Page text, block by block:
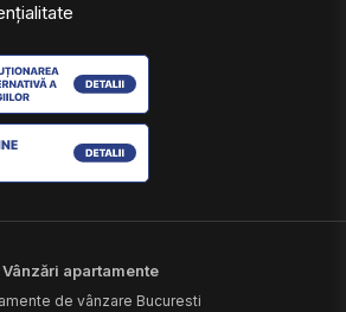
Vânzări apartamente
de vânzare Bucuresti